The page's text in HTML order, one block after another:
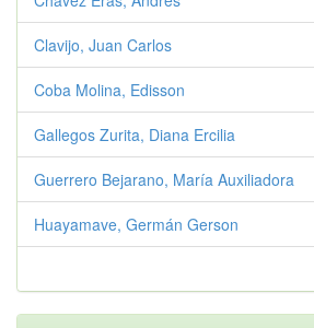
Clavijo, Juan Carlos
Coba Molina, Edisson
Gallegos Zurita, Diana Ercilia
Guerrero Bejarano, María Auxiliadora
Huayamave, Germán Gerson